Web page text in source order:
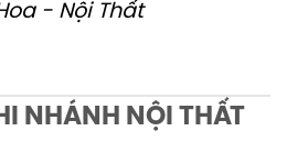
- Nội Thất
NHÁNH NỘI THẤT